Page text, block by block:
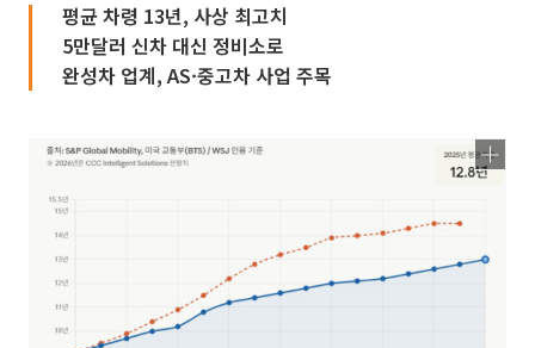
평균 차령 13년, 사상 최고치
5만달러 신차 대신 정비소로
완성차 업계, AS·중고차 사업 주목